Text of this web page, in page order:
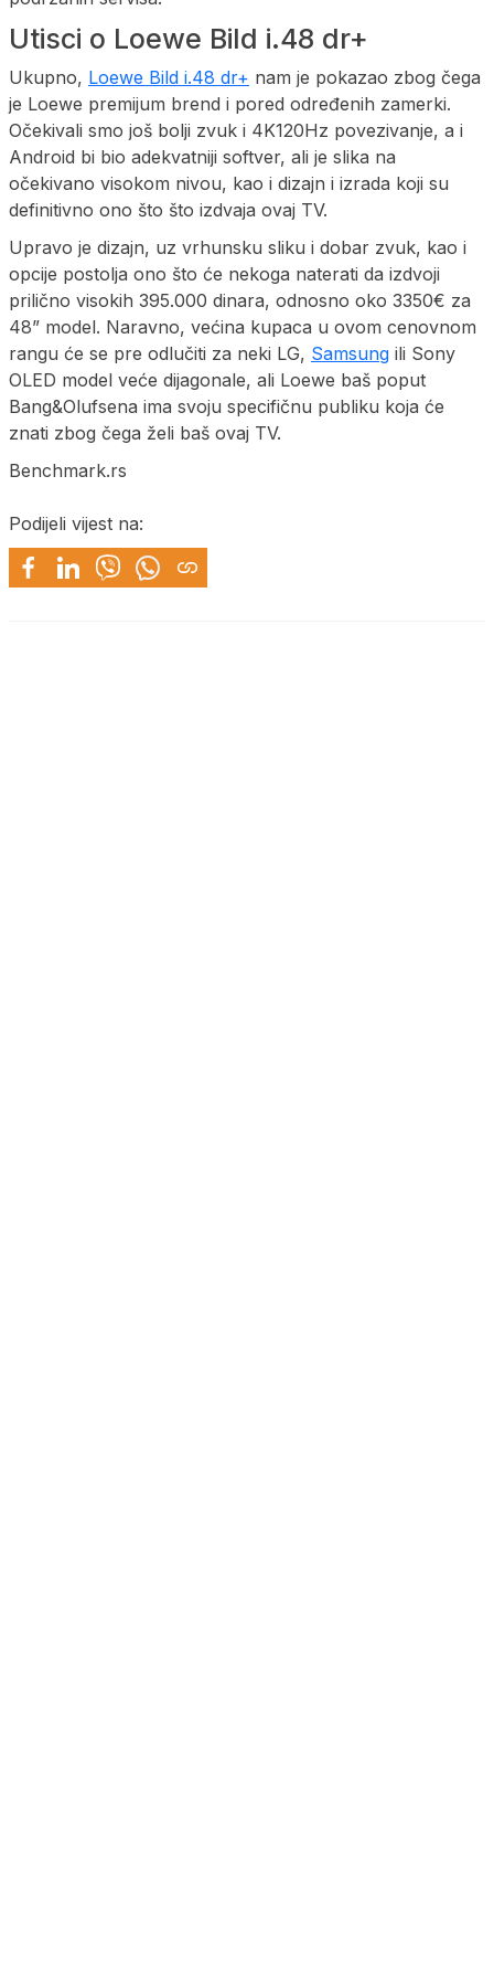
Utisci o Loewe Bild i.48 dr+
Ukupno, Loewe Bild i.48 dr+ nam je pokazao zbog čega
je Loewe premijum brend i pored određenih zamerki.
Očekivali smo još bolji zvuk i 4K120Hz povezivanje, a i
Android bi bio adekvatniji softver, ali je slika na
očekivano visokom nivou, kao i dizajn i izrada koji su
definitivno ono što što izdvaja ovaj TV.
Upravo je dizajn, uz vrhunsku sliku i dobar zvuk, kao i
opcije postolja ono što će nekoga naterati da izdvoji
prilično visokih 395.000 dinara, odnosno oko 3350€ za
48” model. Naravno, većina kupaca u ovom cenovnom
rangu će se pre odlučiti za neki LG, Samsung ili Sony
OLED model veće dijagonale, ali Loewe baš poput
Bang&Olufsena ima svoju specifičnu publiku koja će
znati zbog čega želi baš ovaj TV.
Benchmark.rs
Podijeli vijest na: